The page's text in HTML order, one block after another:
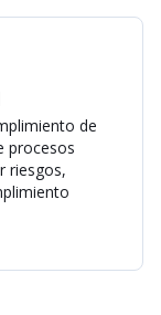
de
procesos
riesgos,